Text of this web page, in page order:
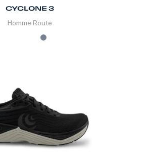
CYCLONE 3
Homme Route